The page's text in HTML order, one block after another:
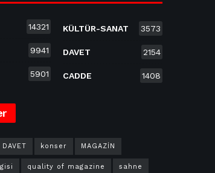
14321
9941
5901
KÜLTÜR-SANAT 3573
DAVET 2154
CADDE 1408
DAVET konser MAGAZİN
quality of magazine sahne